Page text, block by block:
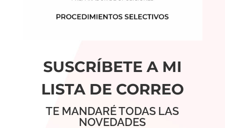
SUSCRÍBETE A MI
LISTA DE CORREO
TE MANDARÉ TODAS LAS
NOVEDADES